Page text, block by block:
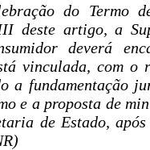
do Termo
deste artigo, a
deverá
vinculada, com o
a fundamentação
e a proposta de
de Estado,